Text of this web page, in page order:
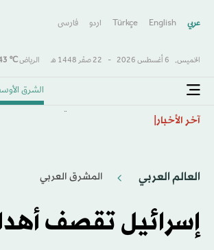
عربي English
Türkçe اردو فارسى
الخميس, 6 أغسطس 2026 - 22 صفَر 1448 هـ الرياض℃
الشرق
آخر الأخبار
العالم العربي المشرق العربي
إسرائيل تقصف